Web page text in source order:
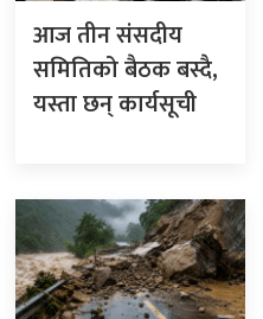
आज तीन संसदीय
समितिको बैठक बस्दै,
यस्ता छन् कार्यसूची